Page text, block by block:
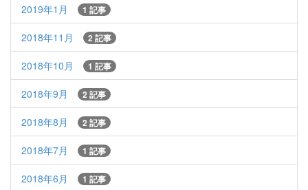
2019年1月 1 記事
2018年11月 2 記事
2018年10月 1 記事
2018年9月 2 記事
2018年8月 2 記事
2018年7月 1 記事
2018年6月 1 記事